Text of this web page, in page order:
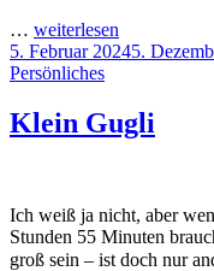
… weiterlesen
Veröffentlicht
am
5. Februar 20245.
Persönliches
Klein Gugli
Ich weiß ja nicht, aber
Stunden 55 Minuten
groß sein – ist doch nur